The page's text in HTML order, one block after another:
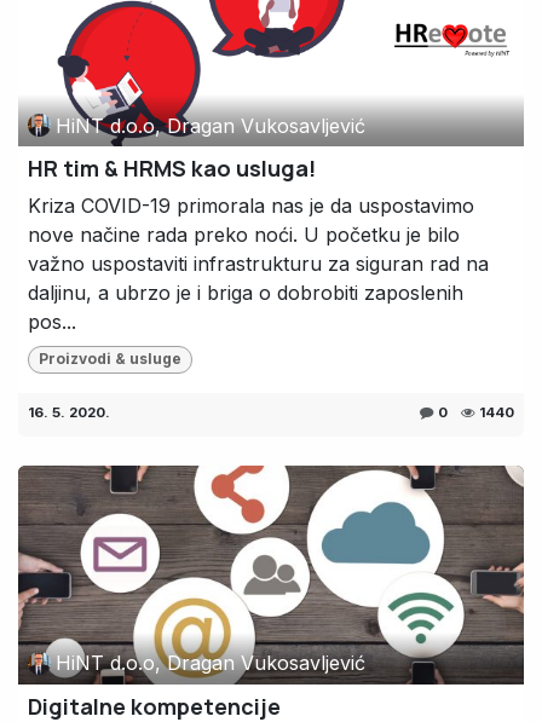
HiNT d.o.o, Dragan Vukosavljević
HR tim & HRMS kao usluga!
Kriza COVID-19 primorala nas je da uspostavimo
nove načine rada preko noći. U početku je bilo
važno uspostaviti infrastrukturu za siguran rad na
daljinu, a ubrzo je i briga o dobrobiti zaposlenih
pos...
Proizvodi & usluge
16. 5. 2020. 0 1440
HiNT d.o.o, Dragan Vukosavljević
Digitalne kompetencije